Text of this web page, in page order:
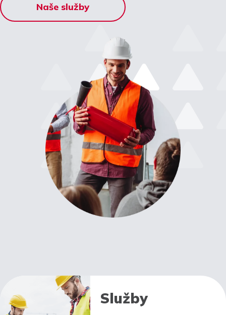
Naše služby
Služby